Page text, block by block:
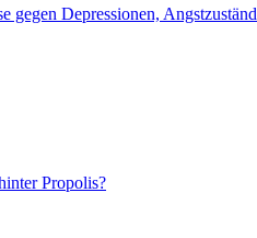
gegen Depressionen,
Propolis?